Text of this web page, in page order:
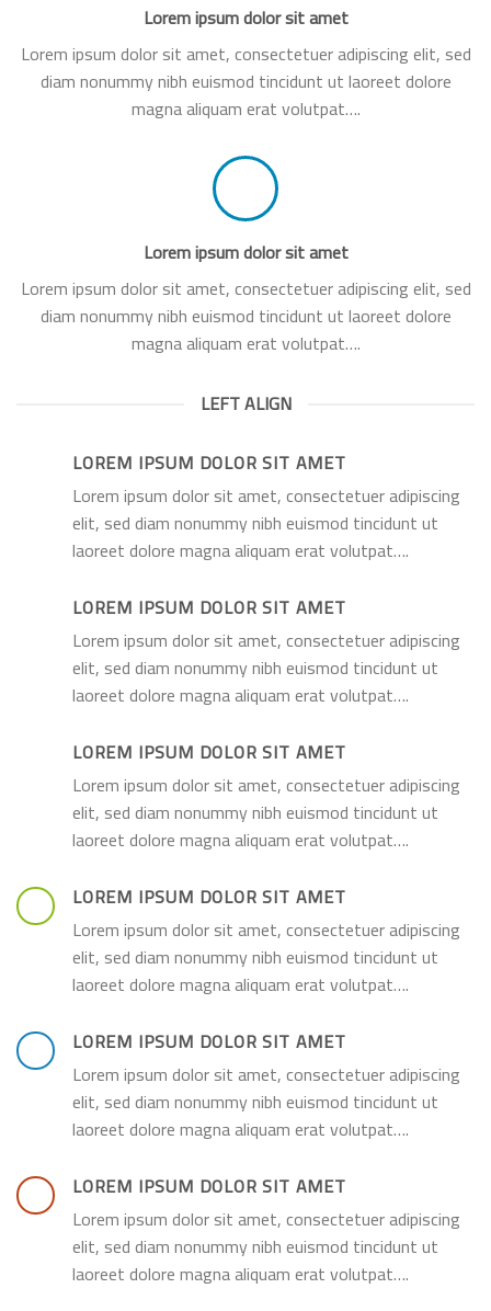
Lorem ipsum dolor sit amet
Lorem ipsum dolor sit amet, consectetuer adipiscing elit, sed
diam nonummy nibh euismod tincidunt ut laoreet dolore
magna aliquam erat volutpat….
Lorem ipsum dolor sit amet
Lorem ipsum dolor sit amet, consectetuer adipiscing elit, sed
diam nonummy nibh euismod tincidunt ut laoreet dolore
magna aliquam erat volutpat….
LEFT ALIGN
LOREM IPSUM DOLOR SIT AMET
Lorem ipsum dolor sit amet, consectetuer adipiscing
elit, sed diam nonummy nibh euismod tincidunt ut
laoreet dolore magna aliquam erat volutpat….
LOREM IPSUM DOLOR SIT AMET
Lorem ipsum dolor sit amet, consectetuer adipiscing
elit, sed diam nonummy nibh euismod tincidunt ut
laoreet dolore magna aliquam erat volutpat….
LOREM IPSUM DOLOR SIT AMET
Lorem ipsum dolor sit amet, consectetuer adipiscing
elit, sed diam nonummy nibh euismod tincidunt ut
laoreet dolore magna aliquam erat volutpat….
LOREM IPSUM DOLOR SIT AMET
Lorem ipsum dolor sit amet, consectetuer adipiscing
elit, sed diam nonummy nibh euismod tincidunt ut
laoreet dolore magna aliquam erat volutpat….
LOREM IPSUM DOLOR SIT AMET
Lorem ipsum dolor sit amet, consectetuer adipiscing
elit, sed diam nonummy nibh euismod tincidunt ut
laoreet dolore magna aliquam erat volutpat….
LOREM IPSUM DOLOR SIT AMET
Lorem ipsum dolor sit amet, consectetuer adipiscing
elit, sed diam nonummy nibh euismod tincidunt ut
laoreet dolore magna aliquam erat volutpat….